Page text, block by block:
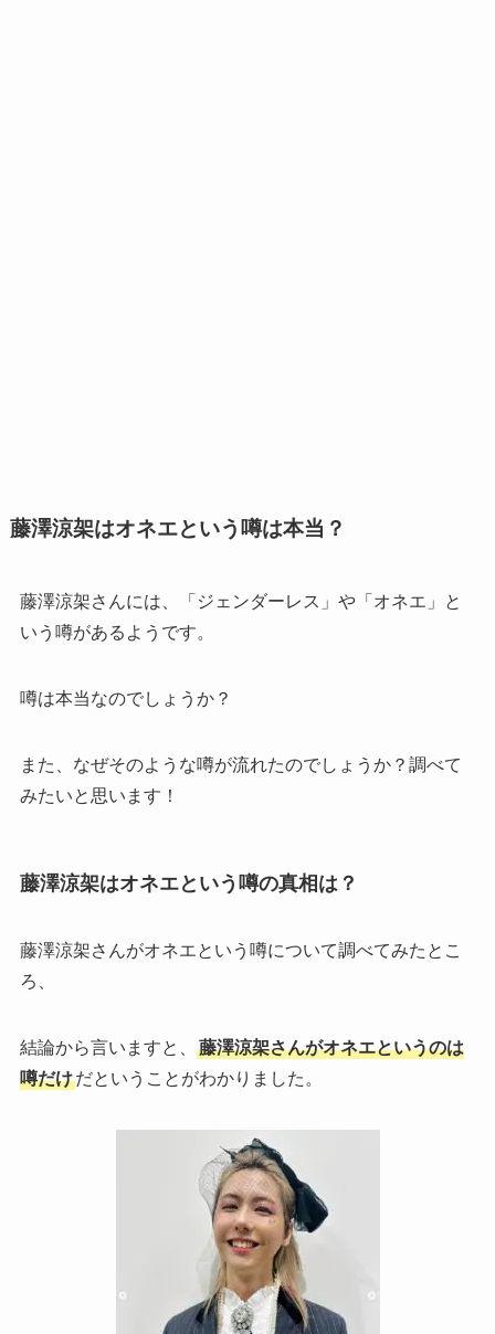
藤澤涼架はオネエという噂は本当？
藤澤涼架さんには、「ジェンダーレス」や「オネエ」と
いう噂があるようです。
噂は本当なのでしょうか？
また、なぜそのような噂が流れたのでしょうか？調べて
みたいと思います！
藤澤涼架はオネエという噂の真相は？
藤澤涼架さんがオネエという噂について調べてみたとこ
ろ、
結論から言いますと、
藤澤涼架さんがオネエというのは
噂だけだということがわかりました。